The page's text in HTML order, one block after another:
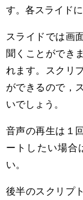
す。各スライド
スライドでは画
聞くことができ
れます。スクリ
ができるので，
いでしょう。
音声の再生は１
ートしたい場合
い。
後半のスクリプ